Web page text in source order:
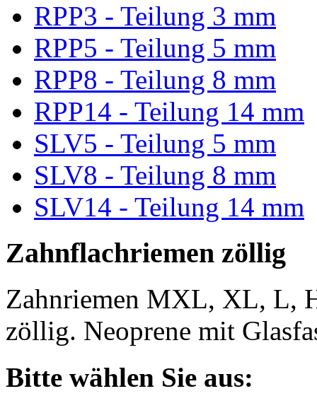
RPP3 - Teilung 3 mm
RPP5 - Teilung 5 mm
RPP8 - Teilung 8 mm
RPP14 - Teilung 14 mm
SLV5 - Teilung 5 mm
SLV8 - Teilung 8 mm
SLV14 - Teilung 14 mm
Zahnflachriemen zöllig
Zahnriemen MXL, XL, L,
zöllig. Neoprene mit
Bitte wählen Sie aus: